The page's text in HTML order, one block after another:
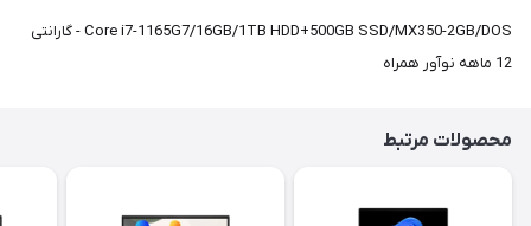
Core i7-1165G7/16GB/1TB HDD+500GB SSD/MX350-2GB/DOS - گارانتی
12 ماهه نوآور همراه
محصولات مرتبط